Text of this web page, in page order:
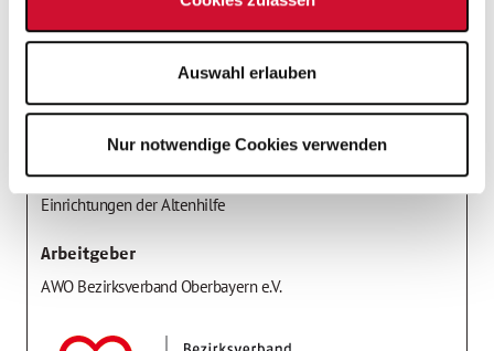
Auswahl erlauben
Nur notwendige Cookies verwenden
Tarifliche Vergütung
Stelleninfos Einsatzort
Reinigungskraft
Einrichtungen der Altenhilfe
Arbeitgeber
AWO Bezirksverband Oberbayern e.V.